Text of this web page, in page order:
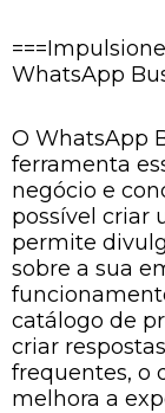
WhatsApp
O WhatsApp
ferramenta
negócio e
possível criar
permite
sobre a sua
catálogo de
criar
frequentes, o
melhora a